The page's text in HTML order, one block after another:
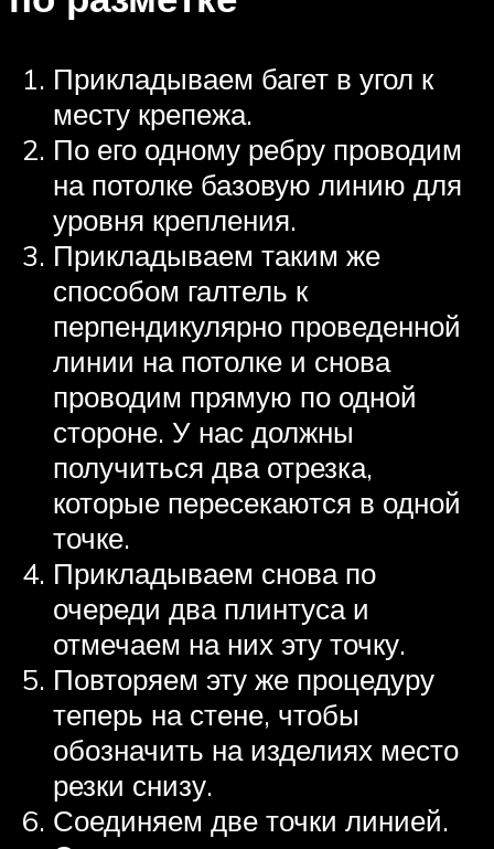
Прикладываем багет в угол к
месту крепежа.
По его одному ребру проводим
на потолке базовую линию для
уровня крепления.
Прикладываем таким же
способом галтель к
перпендикулярно проведенной
линии на потолке и снова
проводим прямую по одной
стороне. У нас должны
получиться два отрезка,
которые пересекаются в одной
точке.
Прикладываем снова по
очереди два плинтуса и
отмечаем на них эту точку.
Повторяем эту же процедуру
теперь на стене, чтобы
обозначить на изделиях место
резки снизу.
Соединяем две точки линией.